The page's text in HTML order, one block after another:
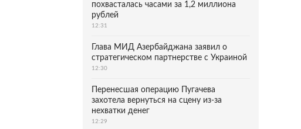
похвасталась часами за 1,2 миллиона
рублей
12:31
Глава МИД Азербайджана заявил о
стратегическом партнерстве с Украиной
12:30
Перенесшая операцию Пугачева
захотела вернуться на сцену из-за
нехватки денег
12:29